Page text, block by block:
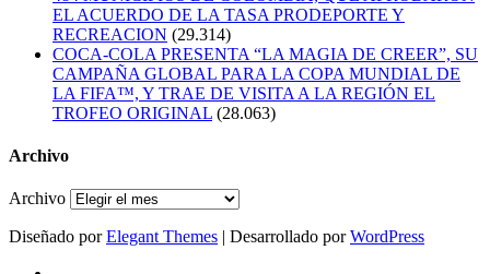
EL ACUERDO DE LA TASA PRODEPORTE Y
RECREACION (29.314)
COCA-COLA PRESENTA “LA MAGIA DE CREER”, SU
CAMPAÑA GLOBAL PARA LA COPA MUNDIAL DE
LA FIFA™, Y TRAE DE VISITA A LA REGIÓN EL
TROFEO ORIGINAL (28.063)
Archivo
Archivo
Diseñado porElegant Themes | Desarrollado porWordPress